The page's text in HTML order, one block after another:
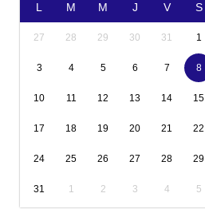
L M M J V S
27 28 29 30 31 1
3 4 5 6 7 8
10 11 12 13 14 15
17 18 19 20 21 22
24 25 26 27 28 29
31 1 2 3 4 5